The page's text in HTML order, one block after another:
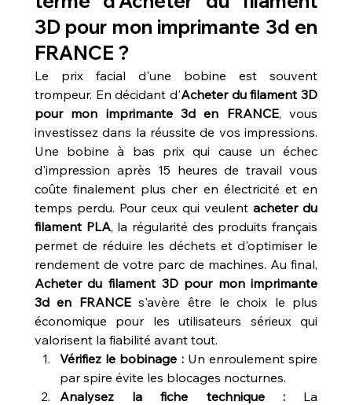
3D pour mon imprimante 3d en
FRANCE ?
Le prix facial d'une bobine est souvent
trompeur. En décidant d'Acheter du filament 3D
pour mon imprimante 3d en FRANCE, vous
investissez dans la réussite de vos impressions.
Une bobine à bas prix qui cause un échec
d'impression après 15 heures de travail vous
coûte finalement plus cher en électricité et en
temps perdu. Pour ceux qui veulent acheter du
filament PLA, la régularité des produits français
permet de réduire les déchets et d'optimiser le
Acheter du filament 3D pour mon imprimante
3d en FRANCE s'avère être le choix le plus
économique pour les utilisateurs sérieux qui
valorisent la fiabilité avant tout.
Vérifiez le bobinage : Un enroulement spire
par spire évite les blocages nocturnes.
Analysez la fiche technique : La